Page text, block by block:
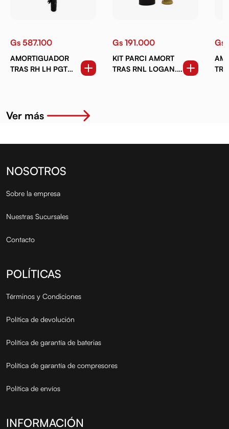
Gs 587.100
AMORTIGUADOR
TRAS RH LH PGT
Gs 191.000
KIT PARCI AMORT
TRAS RNL LOGAN.
Gs
Ver más
NOSOTROS
Sobre la empresa
Nuestras Sucursales
Contacto
POLÍTICAS
Términos y Condiciones
Política de devolución
Política de garantía de baterias
Política de garantía de compresores
Política de envíos
INFORMACIÓN